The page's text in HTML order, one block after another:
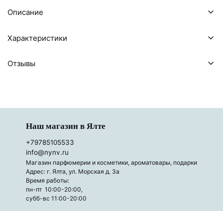
Описание
Характеристики
Отзывы
Наш магазин в Ялте
+79785105533
info@nynv.ru
Магазин парфюмерии и косметики, ароматовары, подарки
Адрес: г. Ялта, ул. Морская д. 3а
Время работы:
пн-пт 10:00-20:00,
субб-вс 11:00-20:00